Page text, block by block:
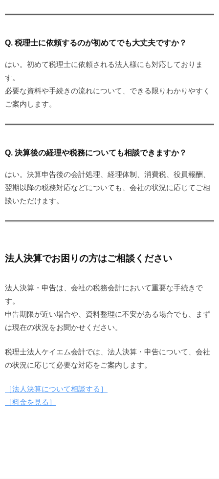
Q. 税理士に依頼するのが初めてでも大丈夫ですか？
はい。初めて税理士に依頼される法人様にも対応しておりま
す。
必要な資料や手続きの流れについて、できる限りわかりやすく
ご案内します。
Q. 決算後の経理や税務についても相談できますか？
はい。決算申告後の会計処理、経理体制、消費税、役員報酬、
翌期以降の税務対応などについても、会社の状況に応じてご相
談いただけます。
法人決算でお困りの方はご相談ください
法人決算・申告は、会社の税務会計において重要な手続きで
す。
申告期限が近い場合や、資料整理に不安がある場合でも、まず
は現在の状況をお聞かせください。
税理士法人ケイエム会計では、法人決算・申告について、会社
の状況に応じて必要な対応をご案内します。
［法人決算について相談する］
［料金を見る］